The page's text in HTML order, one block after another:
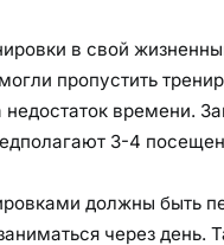
в свой
пропустить
недостаток времени.
3-4
должны быть
через день.